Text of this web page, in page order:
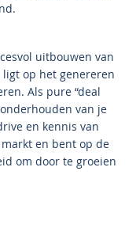
uitbouwen van
op het genereren
Als pure “deal
van je
en kennis van
en bent op de
om door te groeien